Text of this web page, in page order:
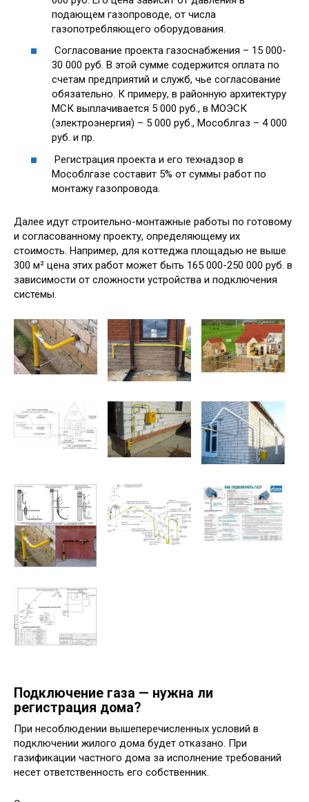
подающем газопроводе, от числа
газопотребляющего оборудования.
Согласование проекта газоснабжения – 15 000-
30 000 руб. В этой сумме содержится оплата по
счетам предприятий и служб, чье согласование
обязательно. К примеру, в районную архитектуру
МСК выплачивается 5 000 руб., в МОЭСК
(электроэнергия) – 5 000 руб., Мособлгаз – 4 000
руб. и пр.
Регистрация проекта и его технадзор в
Мособлгазе составит 5% от суммы работ по
монтажу газопровода.
Далее идут строительно-монтажные работы по готовому
и согласованному проекту, определяющему их
стоимость. Например, для коттеджа площадью не выше
300 м² цена этих работ может быть 165 000-250 000 руб. в
зависимости от сложности устройства и подключения
системы.
Подключение газа — нужна ли
регистрация дома?
При несоблюдении вышеперечисленных условий в
подключении жилого дома будет отказано. При
газификации частного дома за исполнение требований
несет ответственность его собственник.